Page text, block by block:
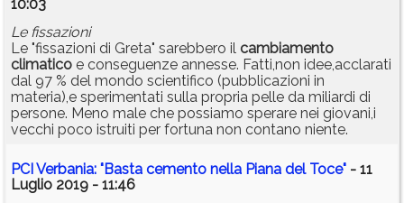
10:03
Le fissazioni
Le "fissazioni di Greta" sarebbero il cambiamento
climatico e conseguenze annesse. Fatti,non idee,acclarati
dal 97 % del mondo scientifico (pubblicazioni in
materia),e sperimentati sulla propria pelle da miliardi di
persone. Meno male che possiamo sperare nei giovani,i
vecchi poco istruiti per fortuna non contano niente.
PCI Verbania: "Basta cemento nella Piana del Toce" - 11
Luglio 2019 - 11:46